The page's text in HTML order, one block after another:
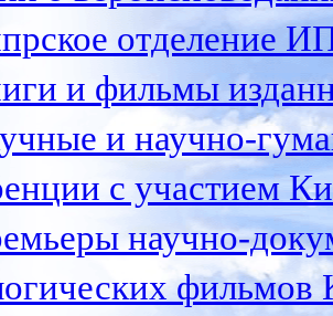
отделение
и фильмы
и научно-
c участием
научно-